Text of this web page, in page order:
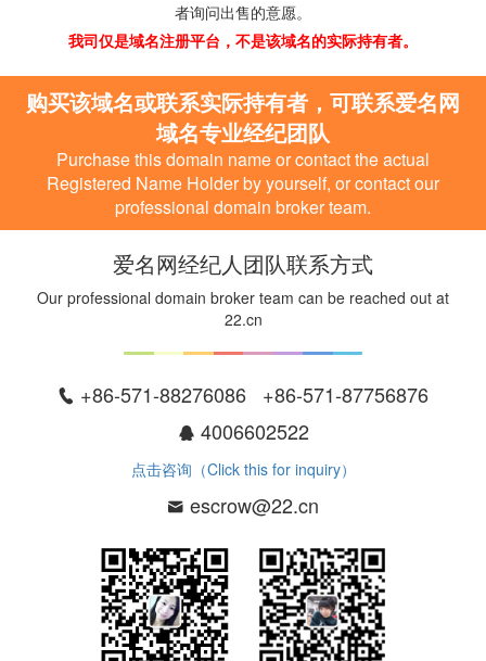
者询问出售的意愿。
我司仅是域名注册平台，不是该域名的实际持有者。
购买该域名或联系实际持有者，可联系爱名网
域名专业经纪团队
Purchase this domain name or contact the actual
Registered Name Holder by yourself, or contact our
professional domain broker team.
爱名网经纪人团队联系方式
Our professional domain broker team can be reached out at
22.cn
+86-571-88276086 +86-571-87756876
4006602522
点击咨询（Click this for inquiry）
escrow@22.cn